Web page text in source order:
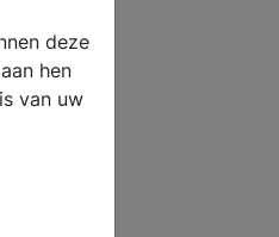
deze
hen
van uw